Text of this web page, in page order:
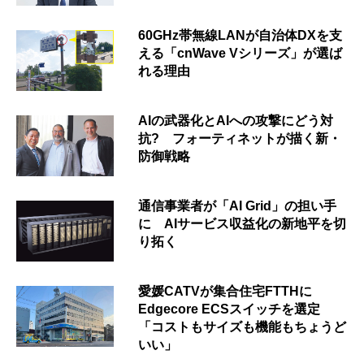
60GHz帯無線LANが自治体DXを支
える「cnWave Vシリーズ」が選ば
れる理由
AIの武器化とAIへの攻撃にどう対
抗? フォーティネットが描く新・
防御戦略
通信事業者が「AI Grid」の担い手
に AIサービス収益化の新地平を切
り拓く
愛媛CATVが集合住宅FTTHに
Edgecore ECSスイッチを選定
「コストもサイズも機能もちょうど
いい」